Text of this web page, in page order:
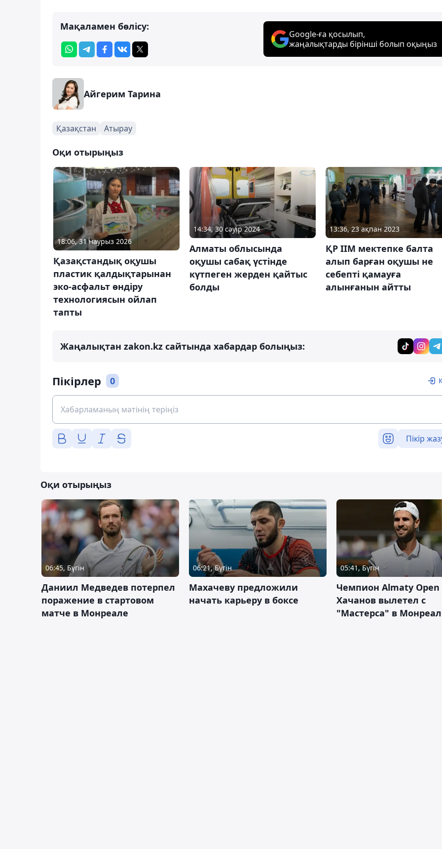
Мақаламен бөлісу:
Google-ға қосылып,
жаңалықтарды бірінші болып оқыңыз
Айгерим Тарина
Қазақстан Атырау
Оқи отырыңыз
18:06, 31 наурыз 2026
Қазақстандық оқушы
пластик қалдықтарынан
эко-асфальт өндіру
технологиясын ойлап
тапты
14:34, 30 сәуір 2024
Алматы облысында
оқушы сабақ үстінде
күтпеген жерден қайтыс
болды
13:36, 23 ақпан 2023
ҚР ІІМ мектепке балта
алып барған оқушы не
себепті қамауға
алынғанын айтты
Жаңалықтан zakon.kz сайтында хабардар болыңыз:
Пікірлер 0
Пікір
Оқи отырыңыз
06:45, Бүгін
Даниил Медведев потерпел
поражение в стартовом
матче в Монреале
06:21, Бүгін
Махачеву предложили
начать карьеру в боксе
05:41, Бүгін
Чемпион Almaty Open
Хачанов вылетел с
"Мастерса" в